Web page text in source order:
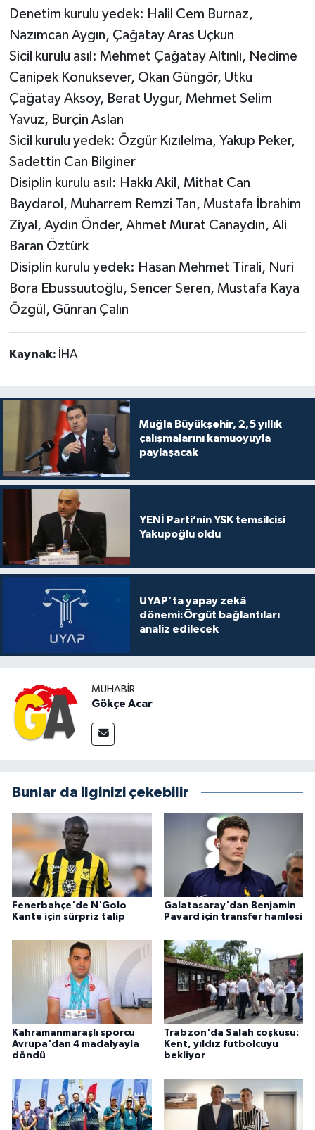
Denetim kurulu yedek: Halil Cem Burnaz,
Nazımcan Aygın, Çağatay Aras Uçkun
Sicil kurulu asıl: Mehmet Çağatay Altınlı, Nedime
Canipek Konuksever, Okan Güngör, Utku
Çağatay Aksoy, Berat Uygur, Mehmet Selim
Yavuz, Burçin Aslan
Sicil kurulu yedek: Özgür Kızılelma, Yakup Peker,
Sadettin Can Bilginer
Disiplin kurulu asıl: Hakkı Akil, Mithat Can
Baydarol, Muharrem Remzi Tan, Mustafa İbrahim
Ziyal, Aydın Önder, Ahmet Murat Canaydın, Ali
Baran Öztürk
Disiplin kurulu yedek: Hasan Mehmet Tirali, Nuri
Bora Ebussuutoğlu, Sencer Seren, Mustafa Kaya
Özgül, Günran Çalın
Kaynak: İHA
Muğla Büyükşehir, 2,5 yıllık
çalışmalarını kamuoyuyla
paylaşacak
YENİ Parti’nin YSK temsilcisi
Yakupoğlu oldu
UYAP’ta yapay zekâ
dönemi:Örgüt bağlantıları
analiz edilecek
MUHABIR
Gökçe Acar
Bunlar da ilginizi çekebilir
Fenerbahçe'de N'Golo
Kante için sürpriz talip
Galatasaray'dan Benjamin
Pavard için transfer hamlesi
Kahramanmaraşlı sporcu
Avrupa'dan 4 madalyayla
döndü
Trabzon'da Salah coşkusu:
Kent, yıldız futbolcuyu
bekliyor